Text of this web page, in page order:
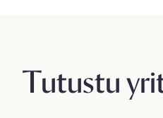
Tutustu